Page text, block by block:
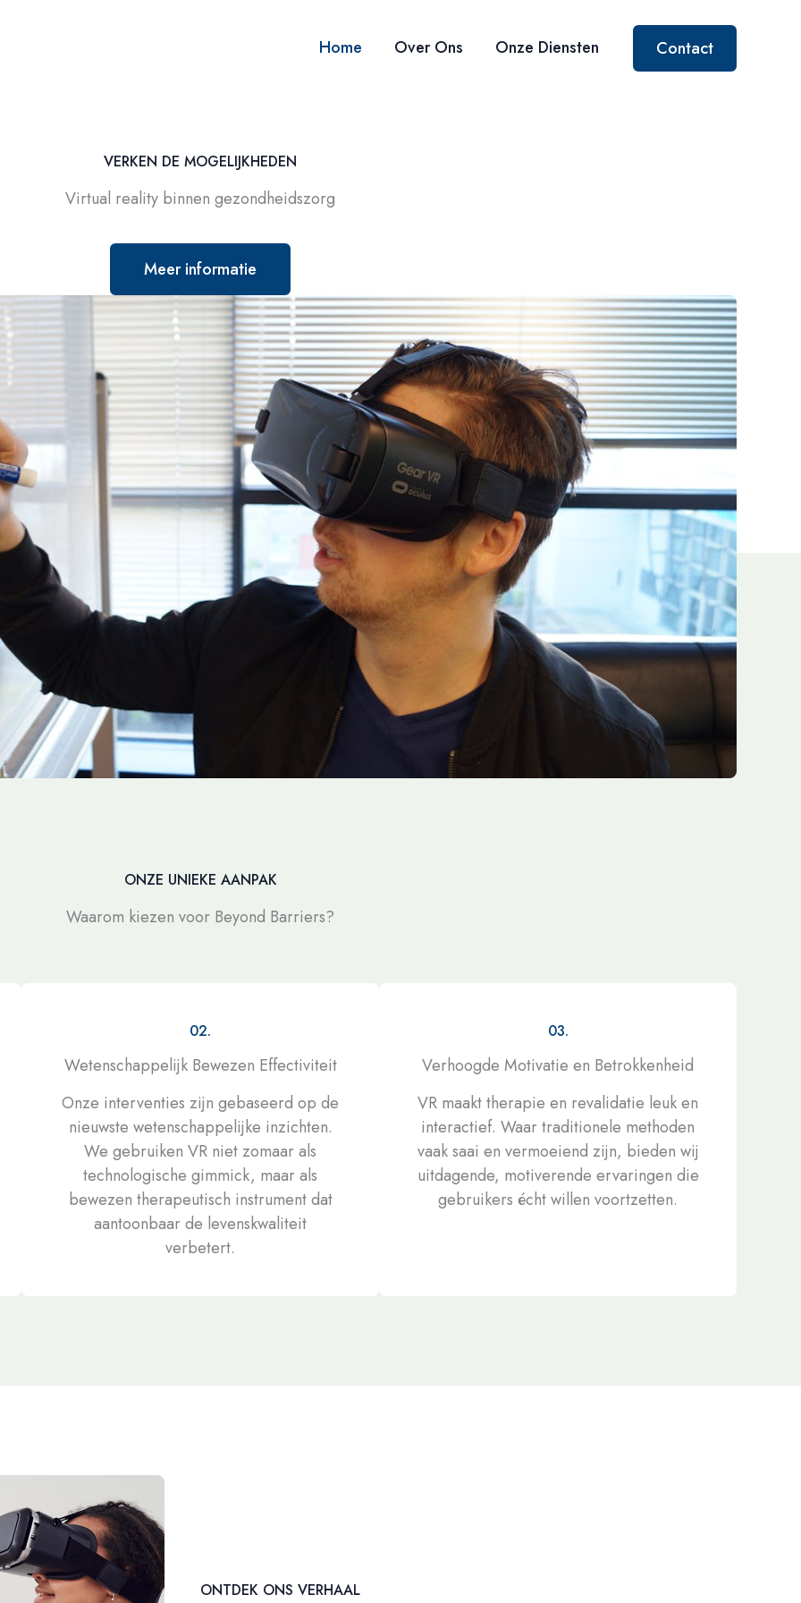
Home Over Ons Onze Diensten Contact
VERKEN DE MOGELIJKHEDEN
Virtual reality binnen gezondheidszorg
Meer informatie
ONZE UNIEKE AANPAK
Waarom kiezen voor Beyond Barriers?
02.
Wetenschappelijk Bewezen Effectiviteit
Onze interventies zijn gebaseerd op de
nieuwste wetenschappelijke inzichten.
We gebruiken VR niet zomaar als
technologische gimmick, maar als
bewezen therapeutisch instrument dat
aantoonbaar de levenskwaliteit
verbetert.
03.
Verhoogde Motivatie en Betrokkenheid
VR maakt therapie en revalidatie leuk en
interactief. Waar traditionele methoden
vaak saai en vermoeiend zijn, bieden wij
uitdagende, motiverende ervaringen die
gebruikers écht willen voortzetten.
ONTDEK ONS VERHAAL